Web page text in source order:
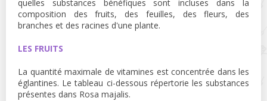
quelles substances bénéfiques sont incluses dans la
composition des fruits, des feuilles, des fleurs, des
branches et des racines d'une plante.
LES FRUITS
La quantité maximale de vitamines est concentrée dans les
églantines. Le tableau ci-dessous répertorie les substances
présentes dans Rosa majalis.